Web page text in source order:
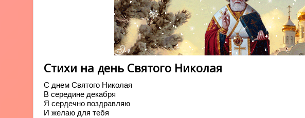
Стихи на день Святого Николая
С днем Святого Николая
В середине декабря
Я сердечно поздравляю
И желаю для тебя